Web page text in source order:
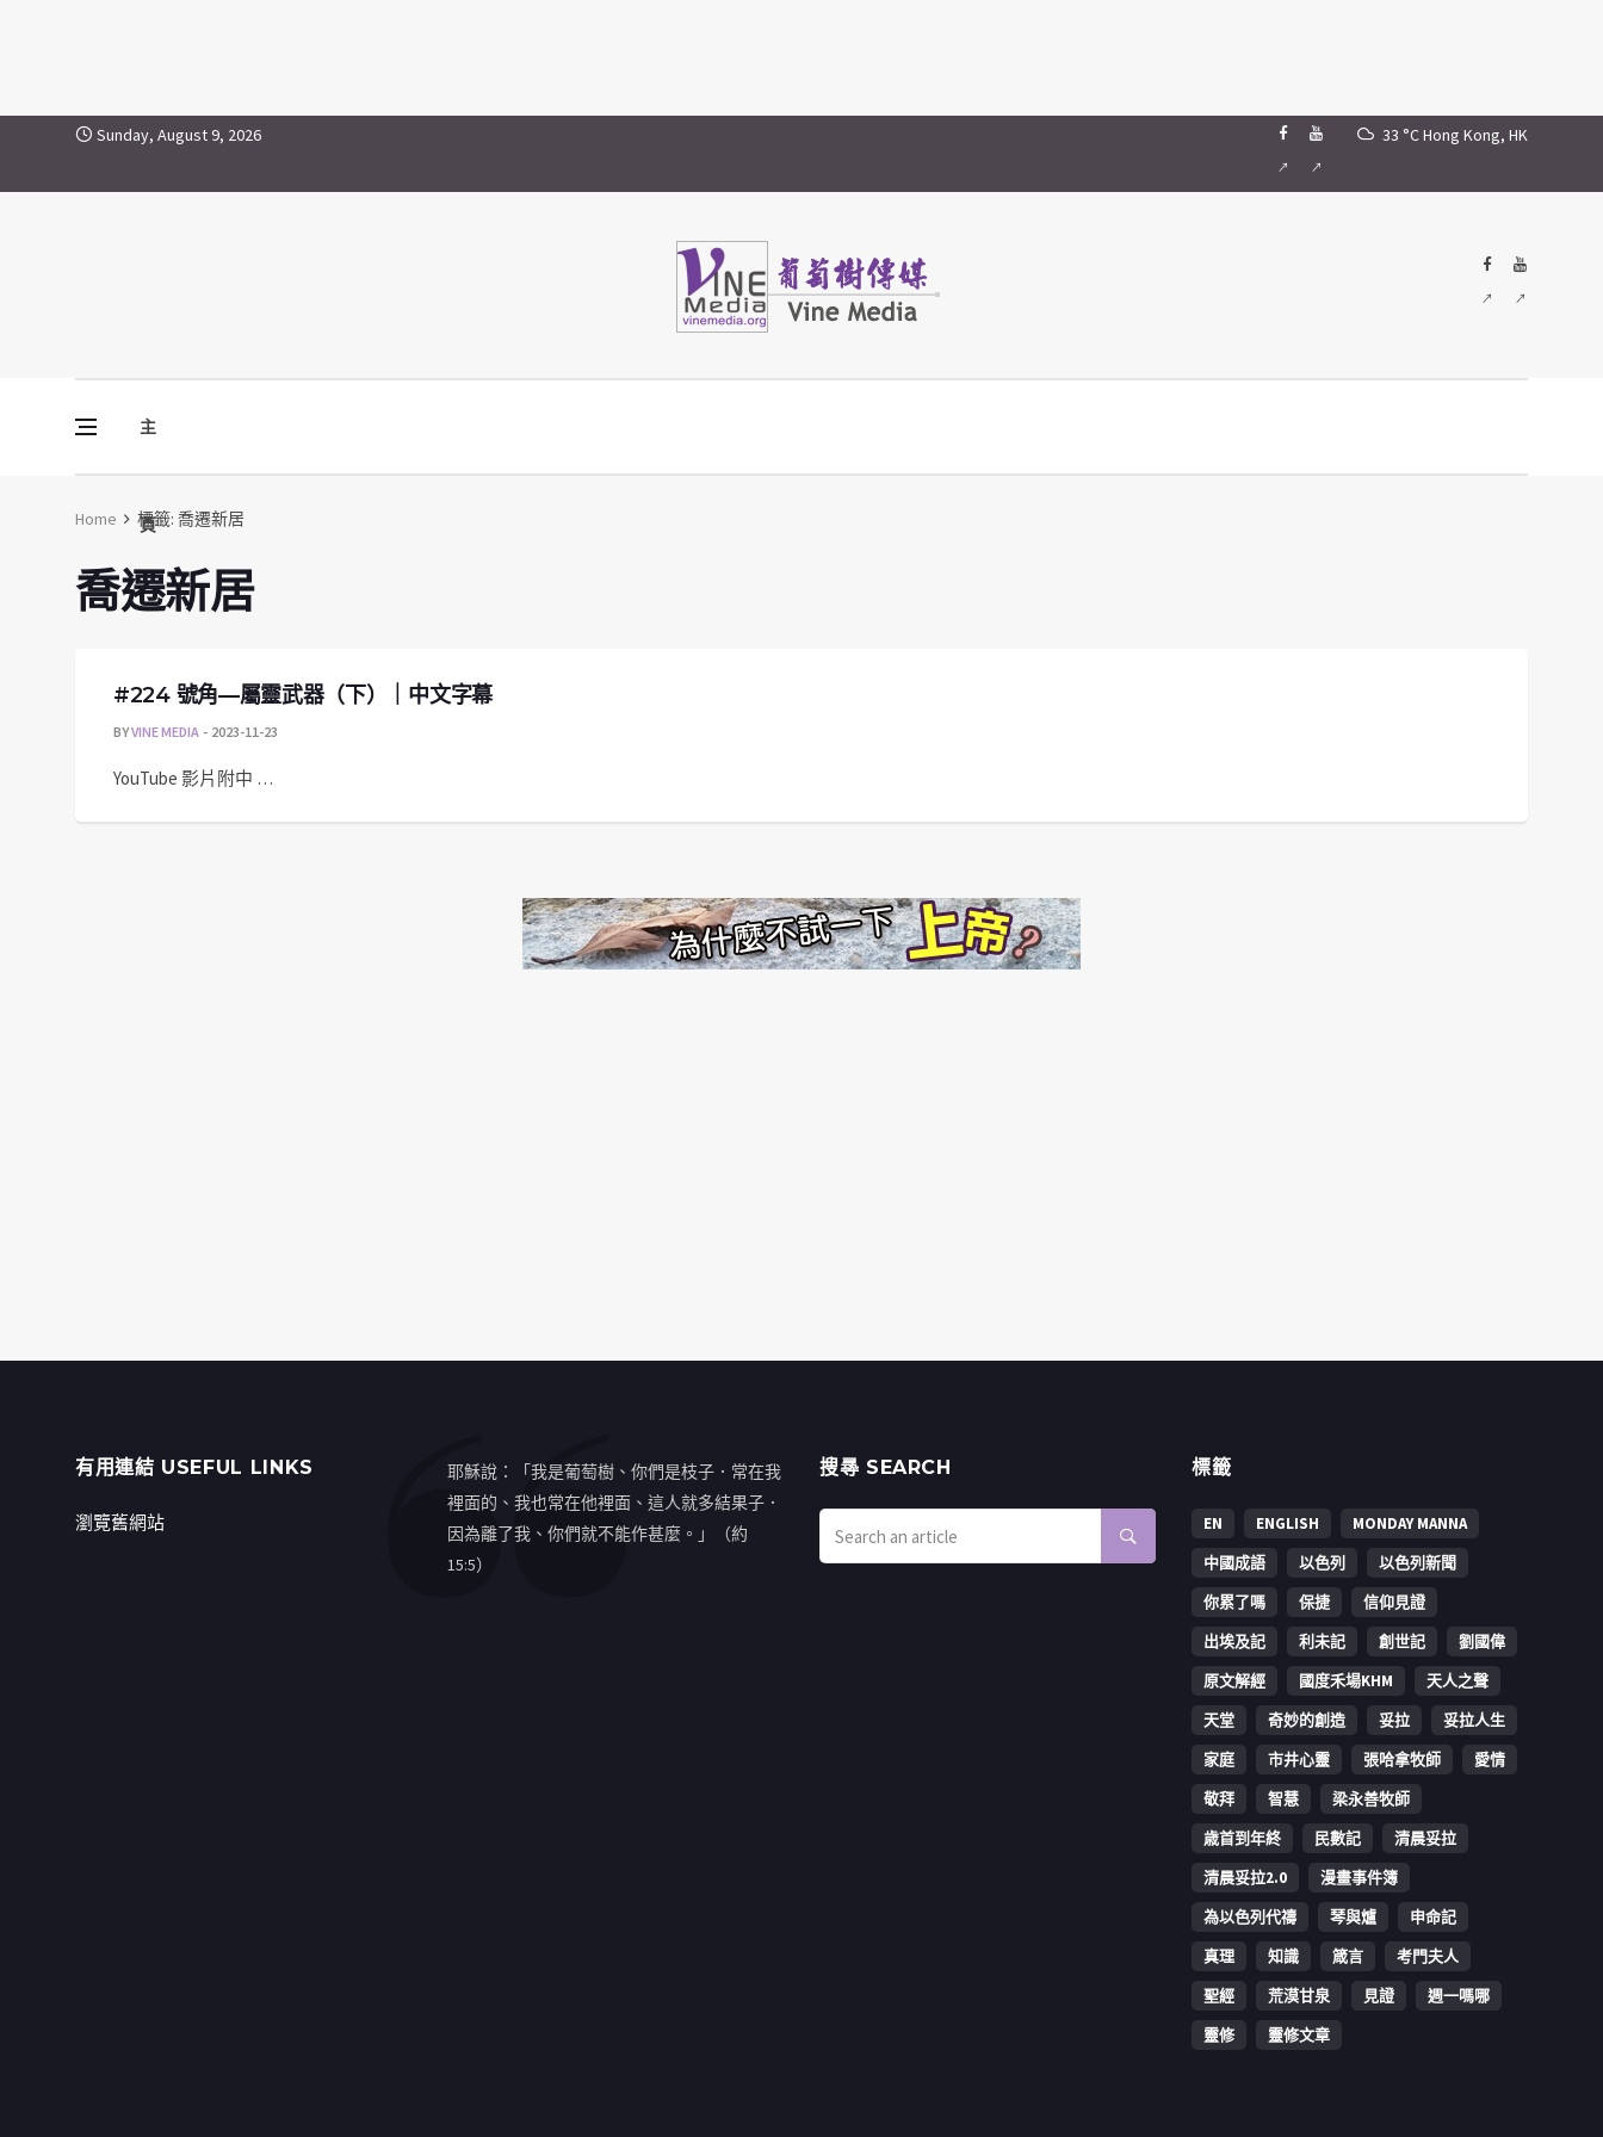
Skip to content
喬遷新居Sunday, August 9, 2026 33 °CHong Kong, HK
主
頁
Vine Media
葡萄樹傳媒
Home 標籤: 喬遷新居
喬遷新居
#224 號角—屬靈武器（下）｜中文字幕
BYVINE MEDIA 2023-11-23
YouTube 影片附中 …
有用連結 USEFUL LINKS
瀏覽舊網站
耶穌說：「我是葡萄樹、你們是枝子．常在我
裡面的、我也常在他裡面、這人就多結果子．
因為離了我、你們就不能作甚麼。」（約
15:5）
搜㝷 SEARCH 標籤
EN ENGLISH
MONDAY MANNA
中國成語
以色列
以色列新聞
你累了嗎
保捷
信仰見證
出埃及記
利未記 創世記
劉國偉
原文解經
國度禾場KHM
天人之聲
天堂
奇妙的創造 妥拉
妥拉人生
家庭
市井心靈 張哈拿牧師
愛情
敬拜
智慧
梁永善牧師
歳首到年終
民數記
清晨妥拉
清晨妥拉2.0
漫畫事件簿
為以色列代禱
琴與爐
申命記
真理
知識 箴言
考門夫人
聖經
荒漠甘泉 見證
週一嗎哪
靈修
靈修文章